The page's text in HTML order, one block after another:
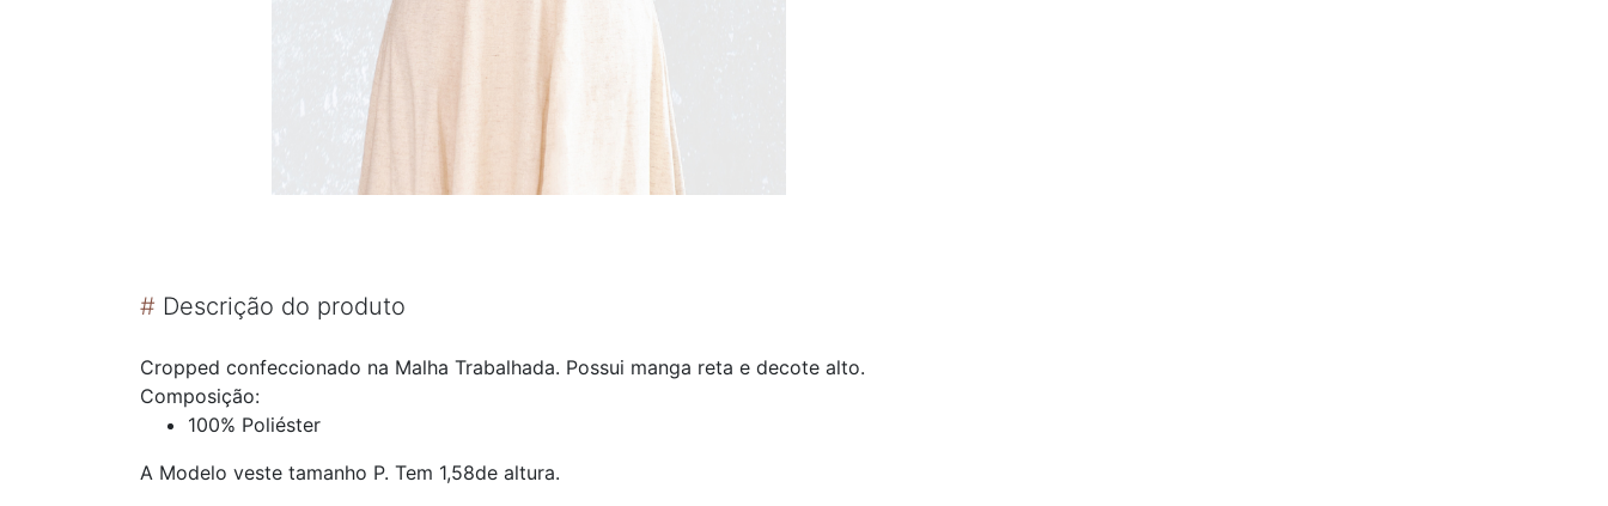
# Descrição do produto
Cropped confeccionado na Malha Trabalhada. Possui manga reta e decote alto.
Composição:
100% Poliéster
A Modelo veste tamanho P. Tem 1,58de altura.